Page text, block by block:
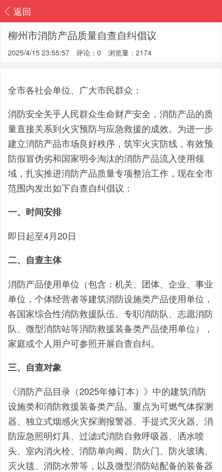
返回
柳州市消防产品质量自查自纠倡议
2025/4/15 23:55:57 评论：0 浏览量：2174
全市各社会单位、广大市民群众：
消防安全关乎人民群众生命财产安全，消防产品的质
量直接关系到火灾预防与应急救援的成效。为进一步
建立消防产品市场良好秩序，筑牢火灾防线，有效预
防假冒伪劣和国家明令淘汰的消防产品流入使用领
域，扎实推进消防产品质量专项整治工作，现在全市
范围内发出如下自查自纠倡议：
一、时间安排
即日起至4月20日
二、自查主体
消防产品使用单位（包含：机关、团体、企业、事业
单位，个体经营者等建筑消防设施类产品使用单位，
各国家综合性消防救援队伍、专职消防队、志愿消防
队、微型消防站等消防救援装备类产品使用单位），
家庭或个人用户可参照开展自查自纠。
三、自查对象
《消防产品目录（2025年修订本）》中的建筑消防
设施类和消防救援装备类产品。重点为可燃气体探测
器、独立式烟感火灾探测报警器、手提式灭火器、消
防应急照明灯具、过滤式消防自救呼吸器、洒水喷
头、室内消火栓、消防单向阀、防火门、防火玻璃、
灭火毯、消防水带等，以及微型消防站配备的装备器